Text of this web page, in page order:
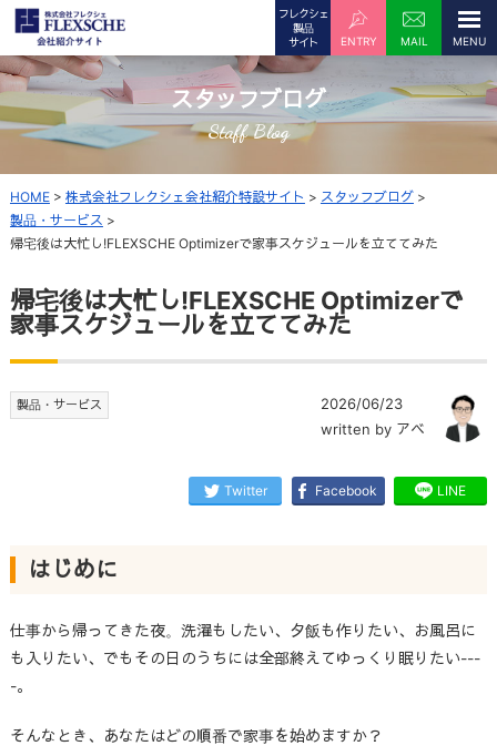
フレクシェ
製品
サイト
ENTRY MAIL
スタッフブログ
Staff Blog
HOME> 株式会社フレクシェ会社紹介特設サイト > スタッフブログ>
製品・サービス >
帰宅後は大忙し!FLEXSCHE Optimizerで家事スケジュールを立ててみた
帰宅後は大忙し!FLEXSCHE Optimizerで
家事スケジュールを立ててみた
製品・サービス
2026/06/23
written by アベ
Twitter Facebook LINE
はじめに
仕事から帰ってきた夜。洗濯もしたい、夕飯も作りたい、お風呂に
も入りたい、でもその日のうちには全部終えてゆっくり眠りたい---
-。
そんなとき、あなたはどの順番で家事を始めますか？